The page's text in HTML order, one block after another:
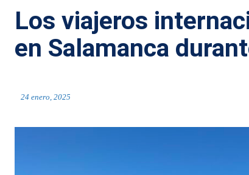
Los viajeros
en Salamanca
24 enero, 2025